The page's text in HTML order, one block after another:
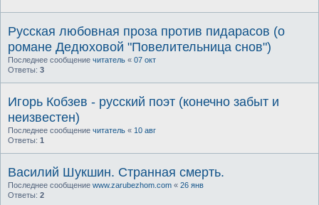
Русская любовная проза против пидарасов (о
романе Дедюховой "Повелительница снов")
Последнее сообщение читатель « 07 окт
Ответы: 3
Игорь Кобзев - русский поэт (конечно забыт и
неизвестен)
Последнее сообщение читатель « 10 авг
Ответы: 1
Василий Шукшин. Странная смерть.
Последнее сообщение www.zarubezhom.com « 26 янв
Ответы: 2